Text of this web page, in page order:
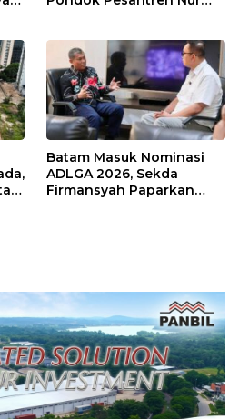
Batam Masuk Nominasi
ADLGA 2026, Sekda
Firmansyah Paparkan